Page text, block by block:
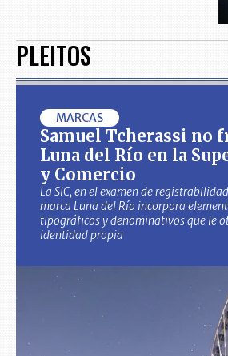
PLEITOS
MARCAS
Samuel Tcherassi no
Luna del Río en la
y Comercio
La SIC, en el examen de
marca Luna del Río incorpora
tipográficos y denominativos que le
identidad propia